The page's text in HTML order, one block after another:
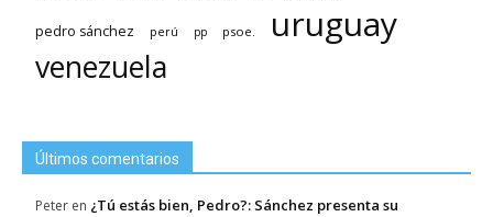
pedro sánchez perú pp psoe. uruguay
venezuela
Últimos comentarios
Peter en ¿Tú estás bien, Pedro?: Sánchez presenta su